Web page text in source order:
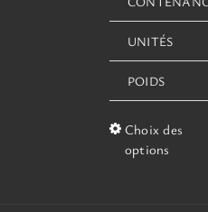
UNITÉS
POIDS
Choix des
options